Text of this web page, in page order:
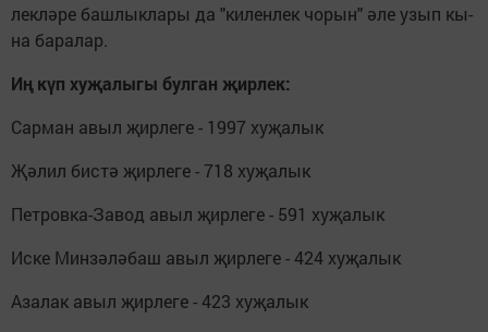
лек­лә­ре баш­лык­ла­ры да "ки­лен­лек чо­рын" әле узып кы­
на ба­ра­лар.
Иң күп ху­җа­лы­гы бул­ган җир­лек:
Сар­ман авыл җир­ле­ге - 1997 ху­җа­лык
Җә­лил бис­тә җир­ле­ге - 718 ху­җа­лык
Пет­ров­ка-За­вод авыл җир­ле­ге - 591 ху­җа­лык
Ис­ке Мин­зә­лә­баш авыл җир­ле­ге - 424 ху­җа­лык
Аза­лак авыл җир­ле­ге - 423 ху­җа­лык